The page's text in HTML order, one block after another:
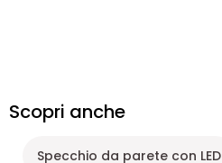
Scopri anche
Specchio da parete con LED